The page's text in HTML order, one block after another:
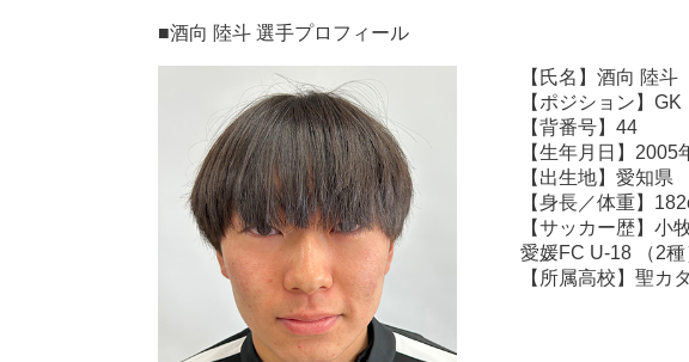
■酒向 陸斗 選手プロフィール
【氏名】酒向 陸斗
【ポジション】GK
【背番号】44
【生年月日】2005
【出生地】愛知県
【身長／体重】
【サッカー歴】小
愛媛FC U-18 （2種
【所属高校】聖カ